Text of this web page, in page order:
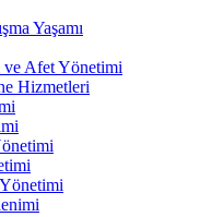
Yaşamı
Afet Yönetimi
Hizmetleri